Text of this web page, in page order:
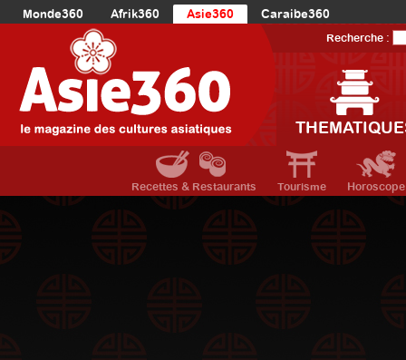
Monde360 Afrik360 Asie360
Caraibe360
Europe360
AmériqueDuNord360
Océanie360
Recherche :
Recettes & Restaurants Tourisme Horoscope